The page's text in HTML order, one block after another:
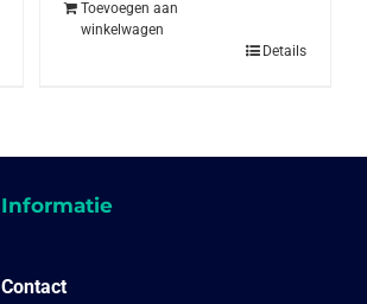
Toevoegen aan
winkelwagen
Details
Informatie
Contact